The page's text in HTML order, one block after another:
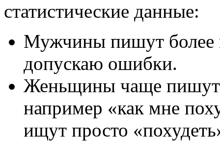
статистические данные:
Мужчины пишут более
допускаю ошибки.
Женьщины чаще пишут
например «как мне
ищут просто